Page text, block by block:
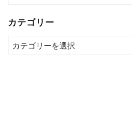
カテゴリー
カ
テ